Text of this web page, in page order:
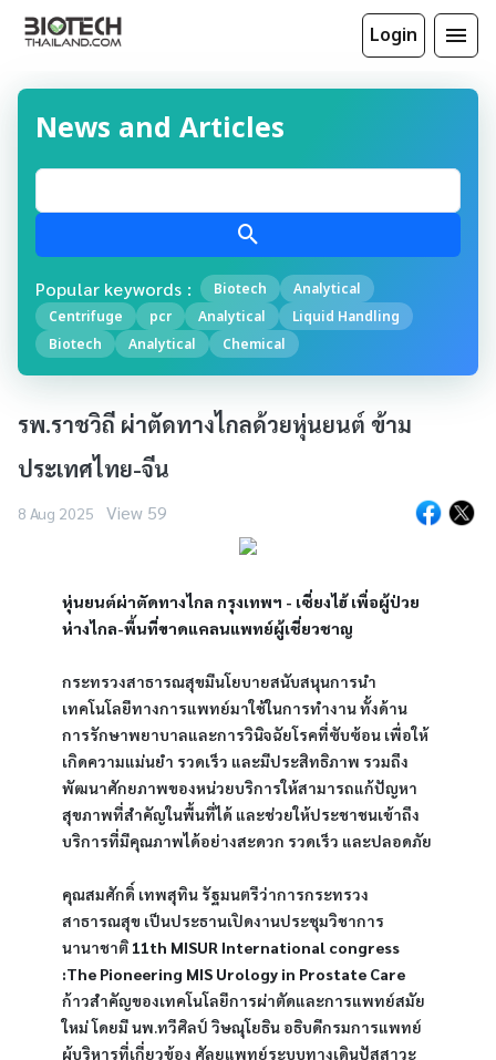
Login
News and Articles
Popular keywords : Biotech
Analytical
Centrifuge
pcr Analytical
Liquid Handling
Biotech
Analytical Chemical
รพ.ราชวิถี ผ่าตัดทางไกลด้วยหุ่นยนต์ ข้าม
ประเทศไทย-จีน
8 Aug 2025 View 59
หุ่นยนต์ผ่าตัดทางไกล กรุงเทพฯ - เซี่ยงไฮ้ เพื่อผู้ป่วย
ห่างไกล-พื้นที่ขาดแคลนแพทย์ผู้เชี่ยวชาญ
กระทรวงสาธารณสุขมีนโยบายสนับสนุนการนำ
เทคโนโลยีทางการแพทย์มาใช้ในการทำงาน ทั้งด้าน
การรักษาพยาบาลและการวินิจฉัยโรคที่ซับซ้อน เพื่อให้
เกิดความแม่นยำ รวดเร็ว และมีประสิทธิภาพ รวมถึง
พัฒนาศักยภาพของหน่วยบริการให้สามารถแก้ปัญหา
สุขภาพที่สำคัญในพื้นที่ได้ และช่วยให้ประชาชนเข้าถึง
คุณสมศักดิ์ เทพสุทิน รัฐมนตรีว่าการกระทรวง
สาธารณสุข เป็นประธานเปิดงานประชุมวิชาการ
นานาชาติ 11th MISUR International congress
:The Pioneering MIS Urology in Prostate Care
ก้าวสำคัญของเทคโนโลยีการผ่าตัดและการแพทย์สมัย
ใหม่ โดยมี นพ.ทวีศิลป์ วิษณุโยธิน อธิบดีกรมการแพทย์
ผู้บริหารที่เกี่ยวข้อง ศัลยแพทย์ระบบทางเดินปัสสาวะ